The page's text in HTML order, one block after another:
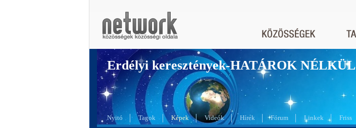
Erdélyi keresztények-HATÁROK NÉLKÜL
Nyitó Tagok Képek Videók Hírek Fórum Linkek Friss